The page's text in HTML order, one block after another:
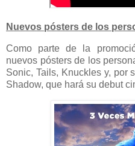
Nuevos pósters de los
Como parte de la
nuevos pósters de los
Sonic, Tails, Knuckles y, por
Shadow, que hará su debut